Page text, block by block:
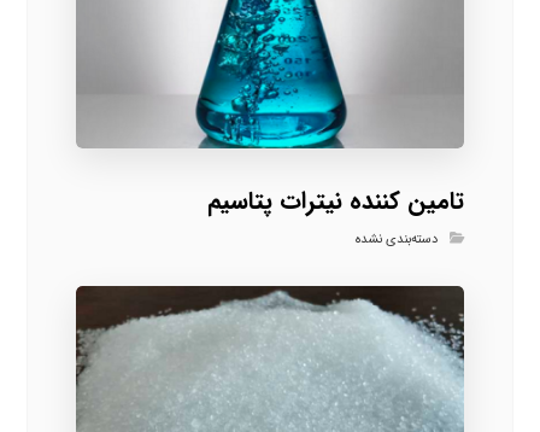
تامین کننده نیترات پتاسیم
دسته‌بندی نشده